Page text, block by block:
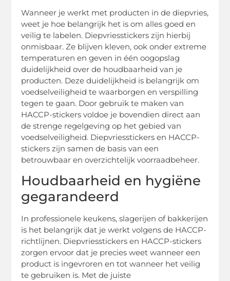
Wanneer je werkt met producten in de diepvries,
weet je hoe belangrijk het is om alles goed en
veilig te labelen. Diepvriesstickers zijn hierbij
onmisbaar. Ze blijven kleven, ook onder extreme
temperaturen en geven in één oogopslag
duidelijkheid over de houdbaarheid van je
producten. Deze duidelijkheid is belangrijk om
voedselveiligheid te waarborgen en verspilling
tegen te gaan. Door gebruik te maken van
HACCP-stickers voldoe je bovendien direct aan
de strenge regelgeving op het gebied van
voedselveiligheid. Diepvriesstickers en HACCP-
stickers zijn samen de basis van een
betrouwbaar en overzichtelijk voorraadbeheer.
Houdbaarheid en hygiëne
gegarandeerd
In professionele keukens, slagerijen of bakkerijen
is het belangrijk dat je werkt volgens de HACCP-
richtlijnen. Diepvriesstickers en HACCP-stickers
zorgen ervoor dat je precies weet wanneer een
product is ingevroren en tot wanneer het veilig
te gebruiken is. Met de juiste